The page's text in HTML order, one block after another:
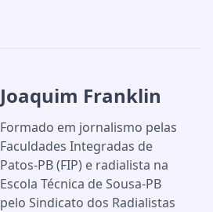
Joaquim Franklin
Formado em jornalismo pelas
Faculdades Integradas de
Patos-PB (FIP) e radialista na
Escola Técnica de Sousa-PB
pelo Sindicato dos Radialistas